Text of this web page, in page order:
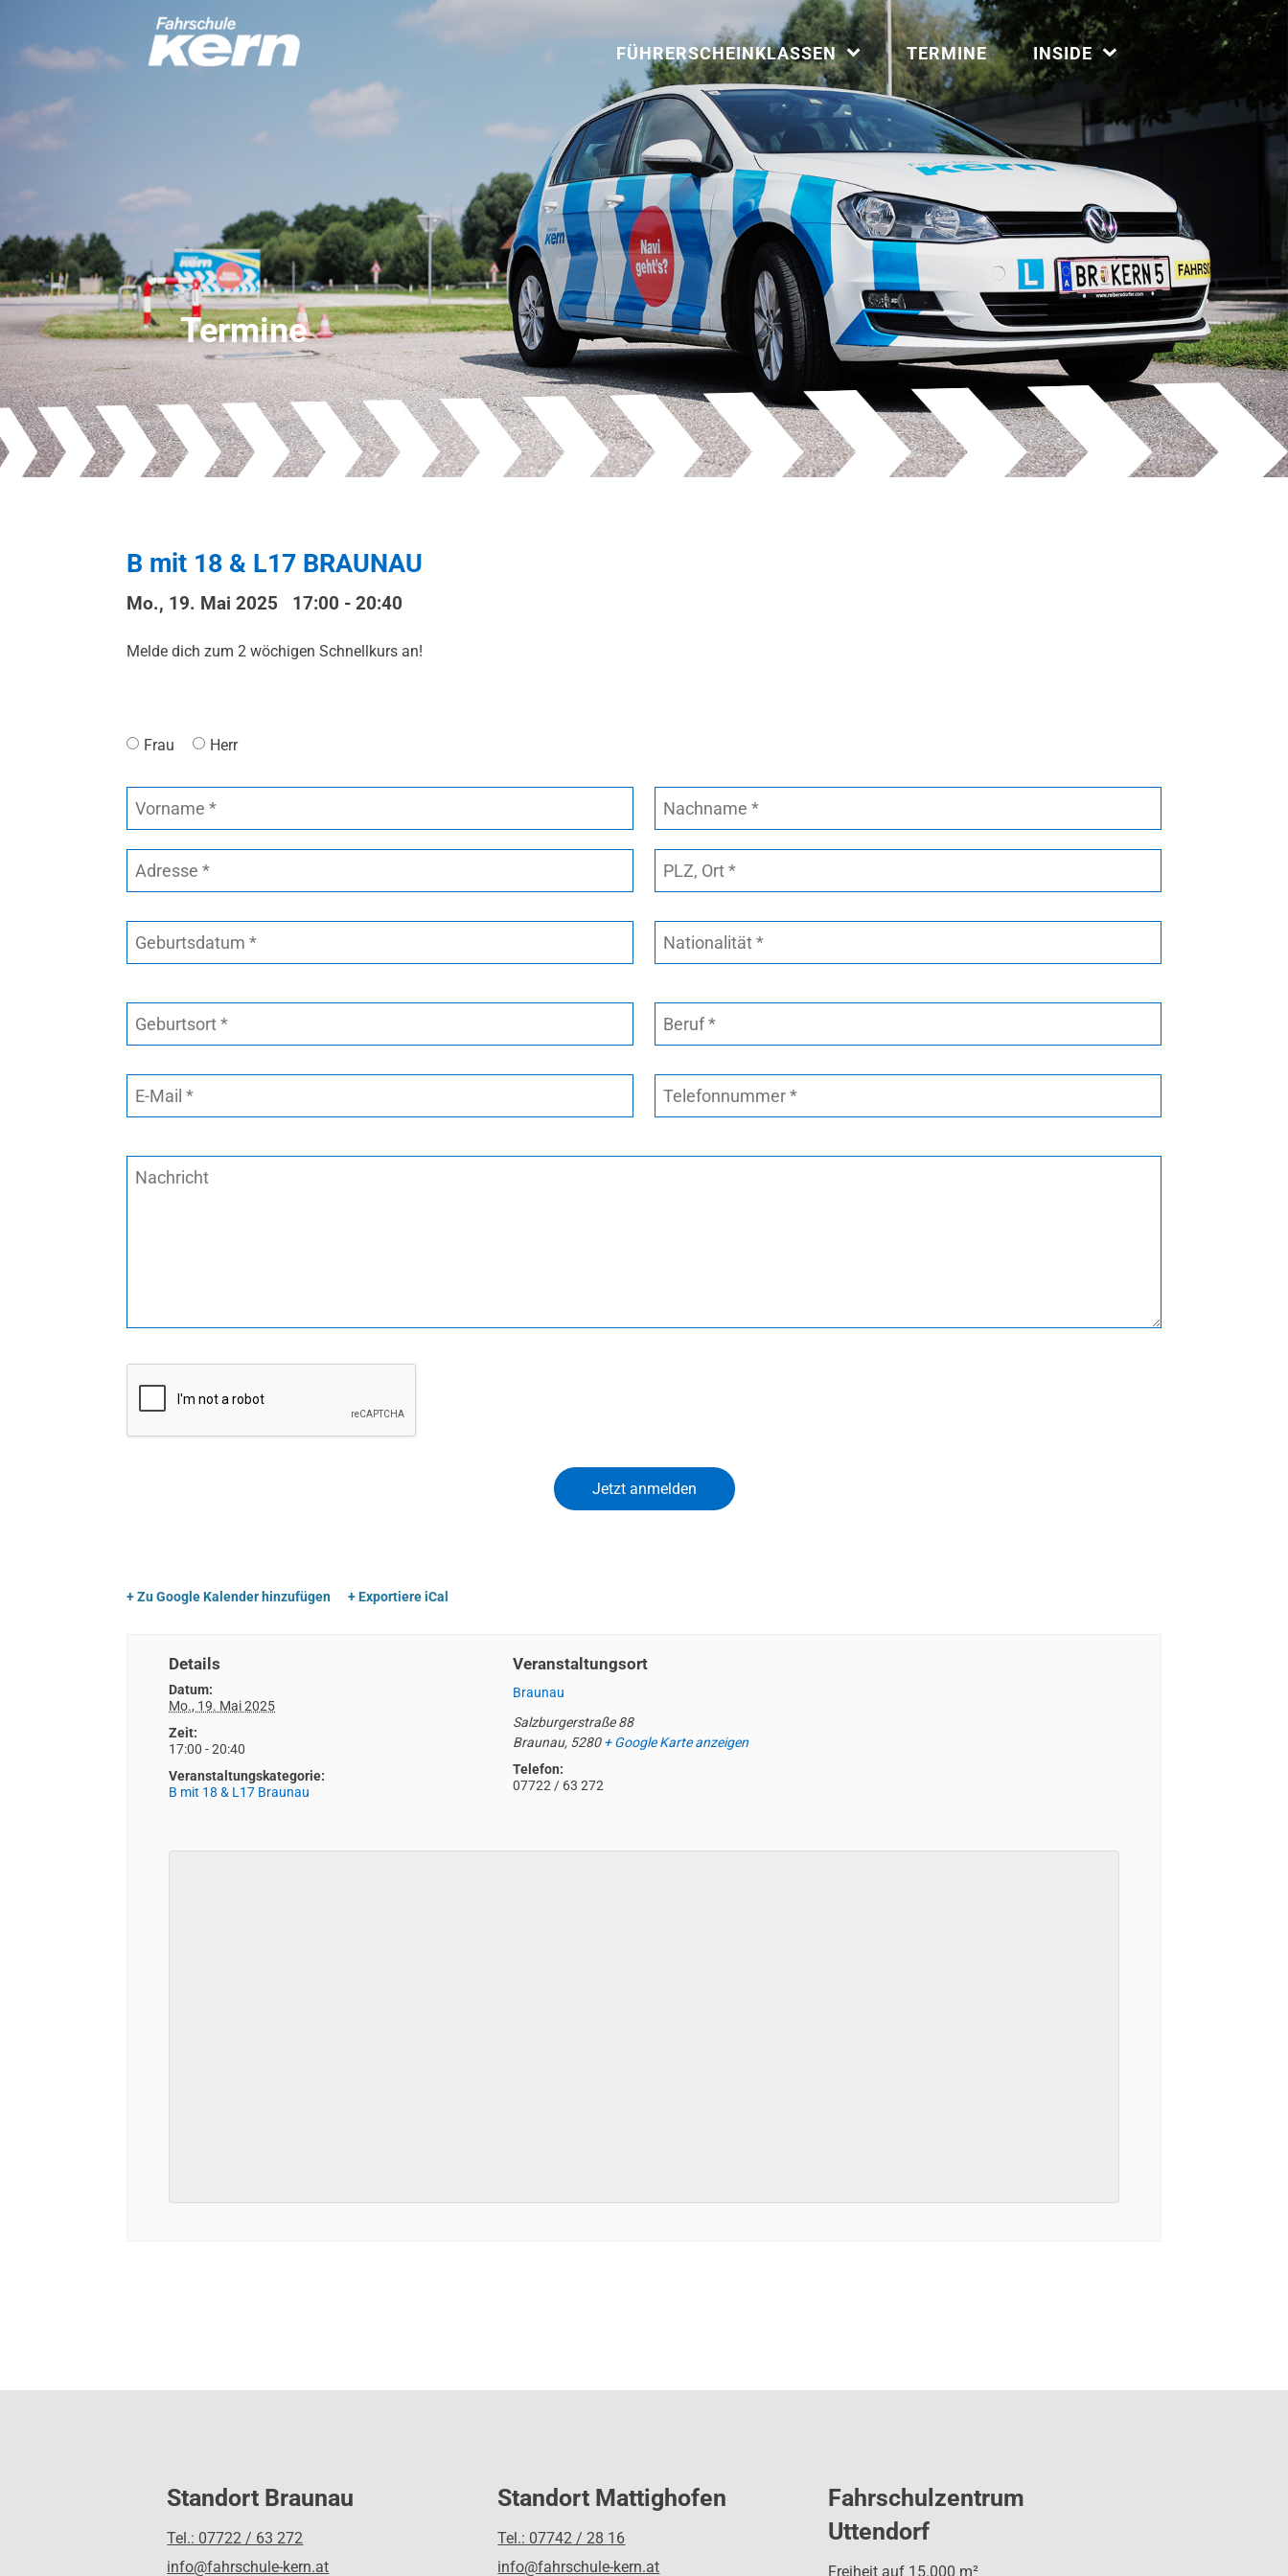
FÜHRERSCHEINKLASSEN TERMINE INSIDE
Termine
B mit 18 & L17 BRAUNAU
Mo., 19. Mai 2025 17:00 - 20:40
Melde dich zum 2 wöchigen Schnellkurs an!
Frau Herr
+ Zu Google Kalender hinzufügen + Exportiere iCal
Details
Datum:
Mo., 19. Mai 2025
Zeit:
17:00 - 20:40
Veranstaltungskategorie:
B mit 18 & L17 Braunau
Veranstaltungsort
Braunau
Salzburgerstraße 88
Braunau, 5280 + Google Karte anzeigen
Telefon:
07722 / 63 272
Standort Braunau
Tel.: 07722 / 63 272
info@fahrschule-kern.at
Standort Mattighofen
Tel.: 07742 / 28 16
info@fahrschule-kern.at
Fahrschulzentrum
Uttendorf
Freiheit auf 15.000 m²